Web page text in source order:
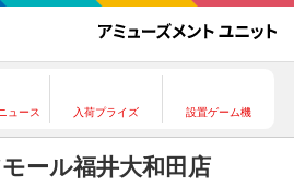
ュース 入荷プライズ 設置ゲーム機
ール福井大和田店